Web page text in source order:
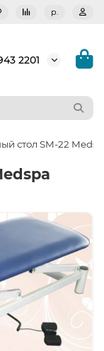
р.
2201
стол SM-22